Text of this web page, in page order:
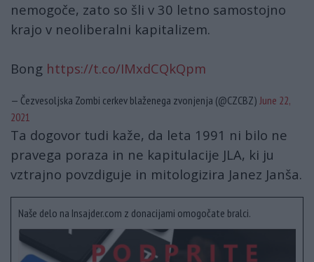
nemogoče, zato so šli v 30 letno samostojno
krajo v neoliberalni kapitalizem.
Bong https://t.co/IMxdCQkQpm
— Čezvesoljska Zombi cerkev blaženega zvonjenja (@CZCBZ) June 22,
2021
Ta dogovor tudi kaže, da leta 1991 ni bilo ne
pravega poraza in ne kapitulacije JLA, ki ju
vztrajno povzdiguje in mitologizira Janez Janša.
Naše delo na Insajder.com z donacijami omogočate bralci.